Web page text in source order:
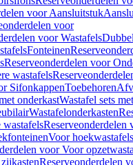
voor Aansluitstuk
voor
voor Wastafels
Fonteinen
Reserveonderdelen voor
wastafels
SifonkappenToebehoren
onderkastWastafel sets
Wastafelonderkasten
wastafelsReserveonderdelen
Voor hoekwastafels
voor Voor
Reserveonderdelen